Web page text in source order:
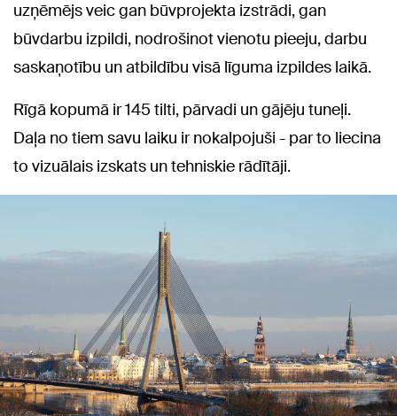
uzņēmējs veic gan būvprojekta izstrādi, gan
būvdarbu izpildi, nodrošinot vienotu pieeju, darbu
saskaņotību un atbildību visā līguma izpildes laikā.
Rīgā kopumā ir 145 tilti, pārvadi un gājēju tuneļi.
Daļa no tiem savu laiku ir nokalpojuši - par to liecina
to vizuālais izskats un tehniskie rādītāji.